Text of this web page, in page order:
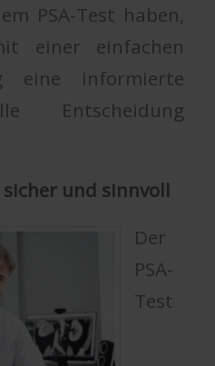
PSA-Test haben,
einer einfachen
eine informierte
Entscheidung
sicher und sinnvoll
Der
PSA-
Test